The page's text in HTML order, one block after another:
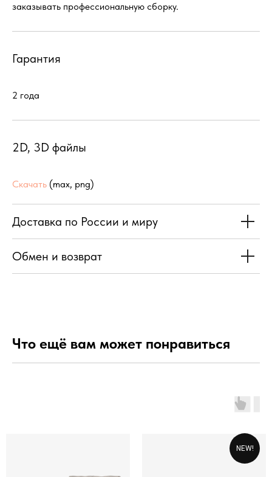
заказывать профессиональную сборку.
Гарантия
2 года
2D, 3D файлы
Скачать (max, png)
Доставка по России и миру
Обмен и возврат
Что ещё вам может понравиться
NEW!